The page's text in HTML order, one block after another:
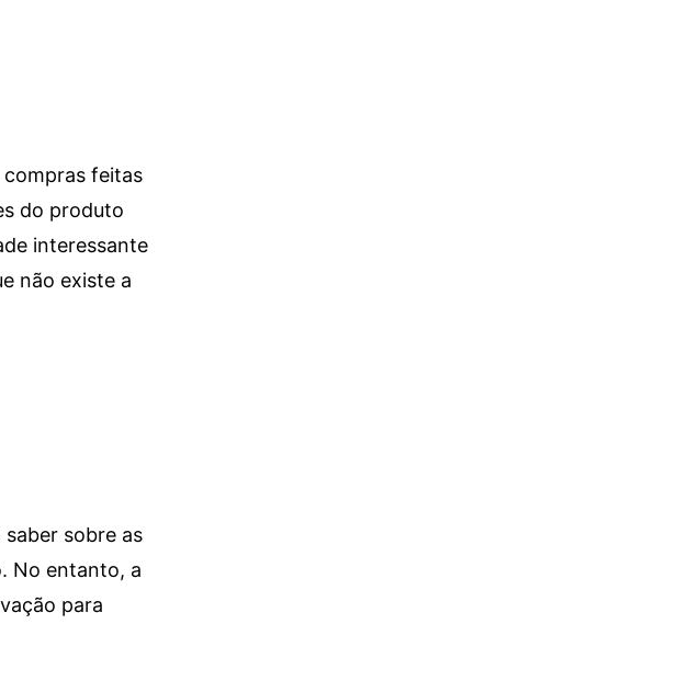
feitas
do produto
interessante
não existe a
sobre as
No entanto, a
para